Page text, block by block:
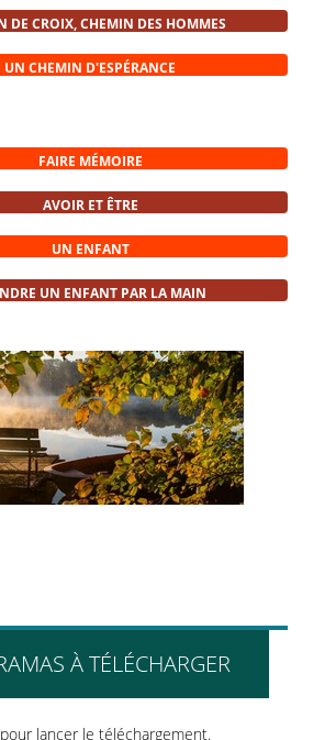
DE CROIX, CHEMIN DES HOMMES
UN CHEMIN D'ESPÉRANCE
FAIRE MÉMOIRE
AVOIR ET ÊTRE
UN ENFANT
UN ENFANT PAR LA MAIN
À TÉLÉCHARGER
lancer le téléchargement.